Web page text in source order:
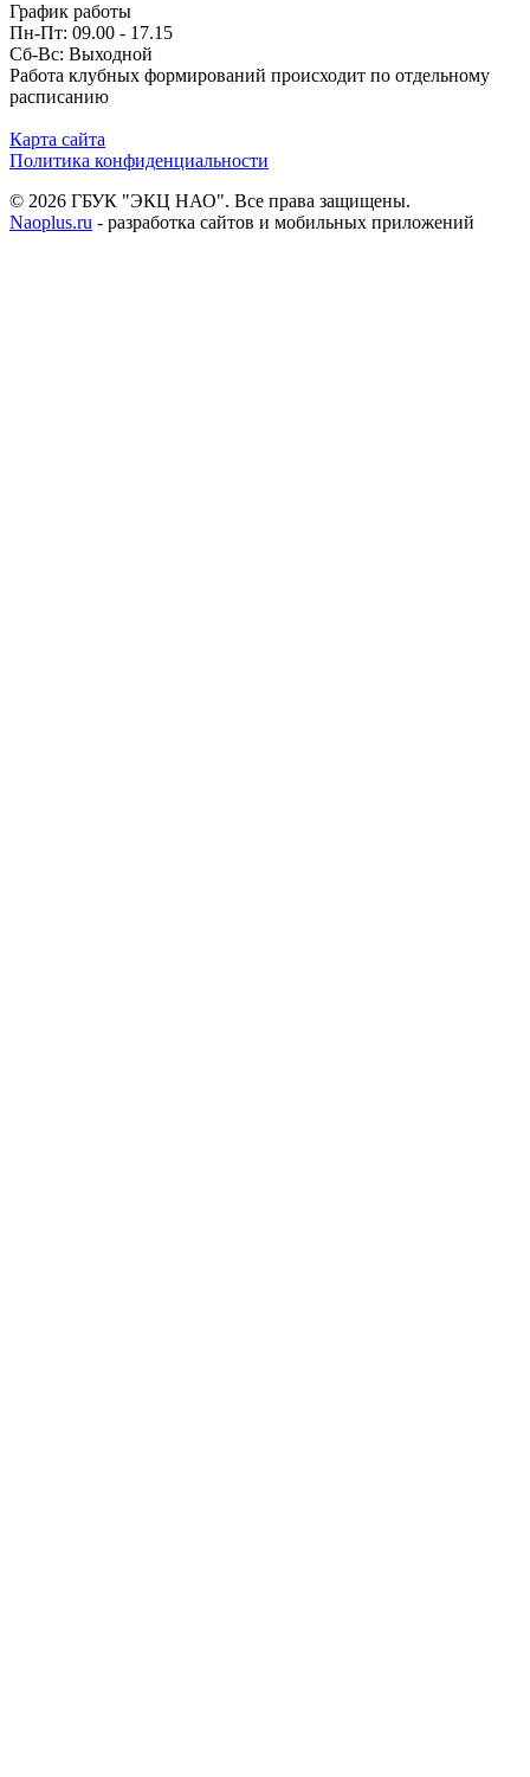
График работы
Пн-Пт: 09.00 - 17.15
Сб-Вс: Выходной
Работа клубных формирований происходит по отдельному
расписанию
Карта сайта
Политика конфиденциальности
© 2026 ГБУК "ЭКЦ НАО". Все права защищены.
Naoplus.ru - разработка сайтов и мобильных приложений